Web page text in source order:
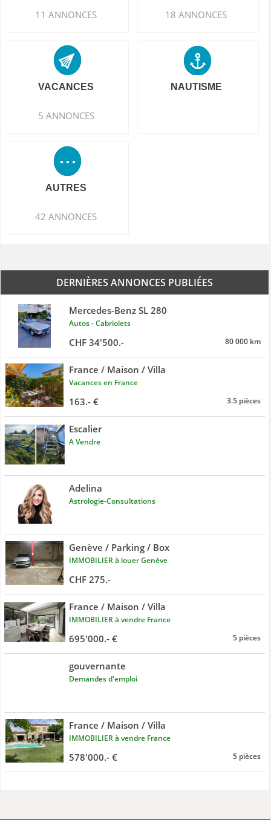
11 ANNONCES 18 ANNONCES
VACANCES
5 ANNONCES
NAUTISME
AUTRES
42 ANNONCES
DERNIÈRES ANNONCES PUBLIÉES
Mercedes-Benz SL 280
Autos - Cabriolets
CHF 34'500.- 80 000 km
France / Maison / Villa
Vacances en France
163.- € 3.5 pièces
Escalier
A Vendre
Adelina
Astrologie-Consultations
Genève / Parking / Box
IMMOBILIER à louer Genève
CHF 275.-
France / Maison / Villa
IMMOBILIER à vendre France
695'000.- € 5 pièces
gouvernante
Demandes d'emploi
France / Maison / Villa
IMMOBILIER à vendre France
578'000.- € 5 pièces